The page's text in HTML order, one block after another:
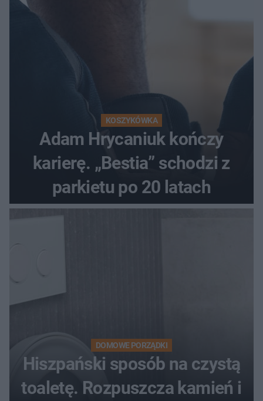
KOSZYKÓWKA
Adam Hrycaniuk kończy
karierę. „Bestia” schodzi z
parkietu po 20 latach
DOMOWE PORZĄDKI
Hiszpański sposób na czystą
toaletę. Rozpuszcza kamień i